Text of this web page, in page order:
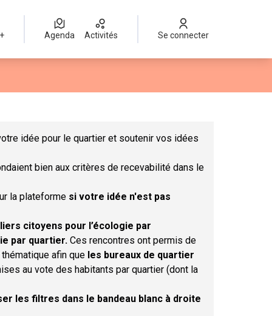
Agenda Activités Se connecter
idée pour le quartier et soutenir vos idées
bien aux critères de recevabilité dans le
la plateforme si votre idée n'est pas
citoyens pour l’écologie par
par quartier. Ces rencontres ont permis de
afin que les bureaux de quartier
au vote des habitants par quartier (dont la
les filtres dans le bandeau blanc à droite